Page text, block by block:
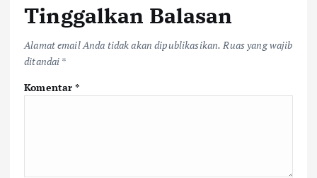
Tinggalkan Balasan
Alamat email Anda tidak akan dipublikasikan. Ruas yang wajib
ditandai *
Komentar*